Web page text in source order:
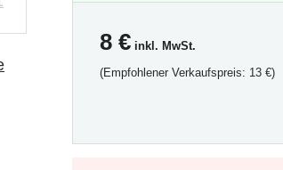
8€inkl. MwSt.
(Empfohlener Verkaufspreis: 13 €)